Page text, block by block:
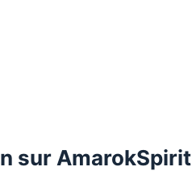
sur AmarokSpirit